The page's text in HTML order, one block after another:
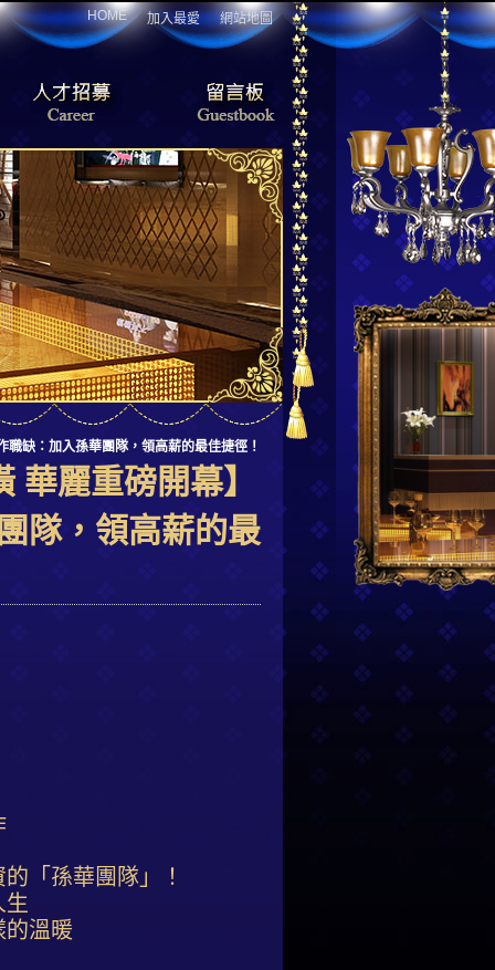
HOME 加入最愛 網站地圖
缺：加入孫華團隊，領高薪的最佳捷徑！
麗重磅開幕】
隊，領高薪的最
「孫華團隊」！
生
的溫暖